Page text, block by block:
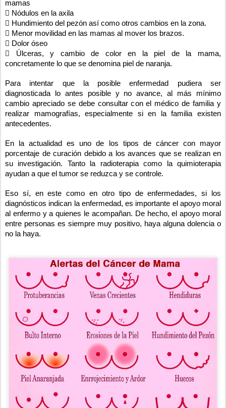
mamas
 Nódulos en la axila
 Hundimiento del pezón así como otros cambios en la zona.
 Menor movilidad en las mamas al mover los brazos.
 Dolor óseo
 Úlceras, y cambio de color en la piel de la mama,
concretamente lo que se denomina piel de naranja.
Para intentar que la posible enfermedad pudiera ser
diagnosticada lo antes posible y no avance, al más mínimo
cambio apreciado se debe consultar con el médico de familia y
realizar mamografías, especialmente si en la familia existen
antecedentes.
En la actualidad es uno de los tipos de cáncer con mayor
porcentaje de curación debido a los avances que se realizan en
su investigación. Tanto la radioterapia como la quimioterapia
ayudan a que el tumor se reduzca y se controle.
Eso sí, en este como en otro tipo de enfermedades, si los
diagnósticos indican la enfermedad, es importante el apoyo moral
al enfermo y a quienes le acompañan. De hecho, el apoyo moral
entre personas es siempre muy positivo, haya alguna dolencia o
no la haya.